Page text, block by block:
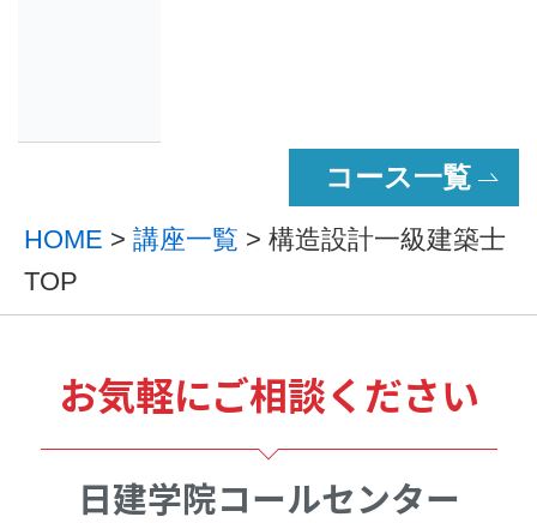
コース一覧
HOME > 講座一覧 > 構造設計一級建築士
TOP
お気軽にご相談ください
日建学院コールセンター